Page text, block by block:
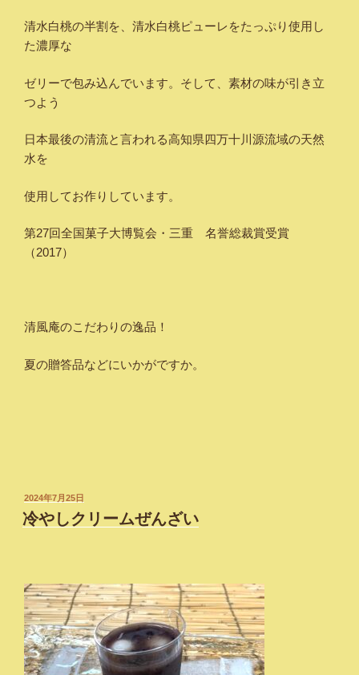
清水白桃の半割を、清水白桃ピューレをたっぷり使用し
た濃厚な
ゼリーで包み込んでいます。そして、素材の味が引き立
つよう
日本最後の清流と言われる高知県四万十川源流域の天然
水を
使用してお作りしています。
第27回全国菓子大博覧会・三重 名誉総裁賞受賞
（2017）
清風庵のこだわりの逸品！
夏の贈答品などにいかがですか。
投
稿
日:
2024年7月25日
冷やしクリームぜんざい